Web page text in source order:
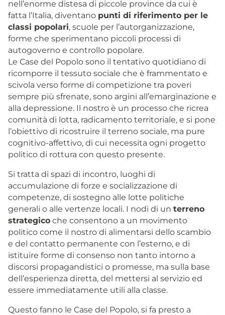
nell’enorme distesa di piccole province da cui è
fatta l’Italia, diventano punti di riferimento per le
classi popolari, scuole per l’autorganizzazione,
forme che sperimentano piccoli processi di
autogoverno e controllo popolare.
Le Case del Popolo sono il tentativo quotidiano di
ricomporre il tessuto sociale che è frammentato e
scivola verso forme di competizione tra poveri
sempre più sfrenate, sono argini all’emarginazione e
alla depressione. Il nostro è un processo che ricrea
comunità di lotta, radicamento territoriale, e si pone
l’obiettivo di ricostruire il terreno sociale, ma pure
cognitivo-affettivo, di cui necessita ogni progetto
politico di rottura con questo presente.
Si tratta di spazi di incontro, luoghi di
accumulazione di forze e socializzazione di
competenze, di sostegno alle lotte politiche
generali o alle vertenze locali. I nodi di un terreno
strategico che consentono a un movimento
politico come il nostro di alimentarsi dello scambio
e del contatto permanente con l’esterno, e di
istituire forme di consenso non tanto intorno a
discorsi propagandistici o promesse, ma sulla base
dell’esperienza diretta, del mettersi al servizio ed
essere immediatamente utili alla classe.
Questo fanno le Case del Popolo, si fa presto a